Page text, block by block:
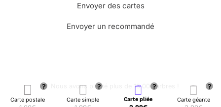
Carte postale Carte simple Carte pliée Carte géante
caractère !!!! J'ai eu une carte gratuite merci
isolés en confinement. milles merci pour ce petit
plaisir !
Envoyer des cartes
Envoyer un recommandé
🌳 Nous avons planté plus de 13.000 arbres !